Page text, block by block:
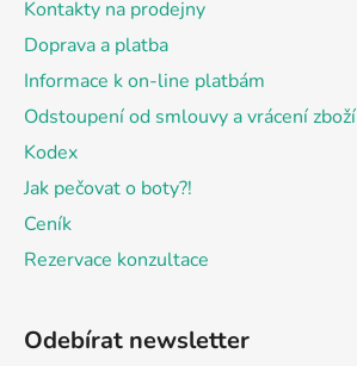
Kontakty na prodejny
Doprava a platba
Informace k on-line platbám
Odstoupení od smlouvy a vrácení zboží
Kodex
Jak pečovat o boty?!
Ceník
Rezervace konzultace
Odebírat newsletter